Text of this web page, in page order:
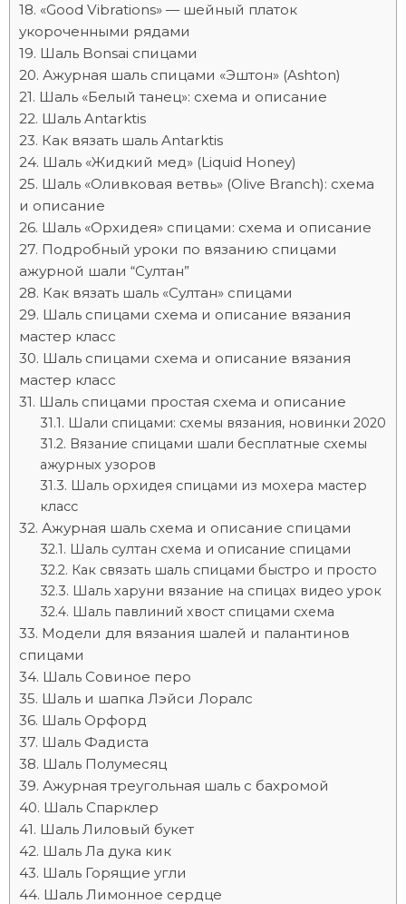
«Good Vibrations» — шейный платок
укороченными рядами
Шаль Bonsai спицами
Ажурная шаль спицами «Эштон» (Ashton)
Шаль «Белый танец»: схема и описание
Шаль Antarktis
Как вязать шаль Antarktis
Шаль «Жидкий мед» (Liquid Honey)
Шаль «Оливковая ветвь» (Olive Branch): схема
и описание
Шаль «Орхидея» спицами: схема и описание
Подробный уроки по вязанию спицами
ажурной шали “Султан”
Как вязать шаль «Султан» спицами
Шаль спицами схема и описание вязания
мастер класс
Шаль спицами схема и описание вязания
мастер класс
Шаль спицами простая схема и описание
Шали спицами: схемы вязания, новинки 2020
Вязание спицами шали бесплатные схемы
ажурных узоров
Шаль орхидея спицами из мохера мастер
класс
Ажурная шаль схема и описание спицами
Шаль султан схема и описание спицами
Как связать шаль спицами быстро и просто
Шаль харуни вязание на спицах видео урок
Шаль павлиний хвост спицами схема
Модели для вязания шалей и палантинов
спицами
Шаль Совиное перо
Шаль и шапка Лэйси Лоралс
Шаль Орфорд
Шаль Фадиста
Шаль Полумесяц
Ажурная треугольная шаль с бахромой
Шаль Спарклер
Шаль Лиловый букет
Шаль Ла дука кик
Шаль Горящие угли
Шаль Лимонное сердце